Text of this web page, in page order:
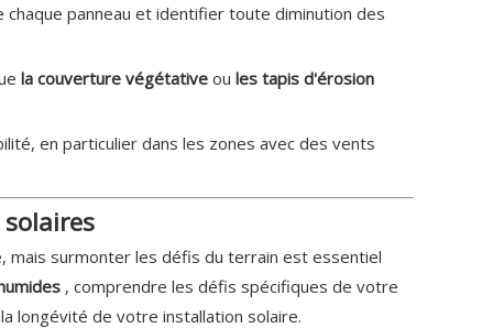
panneau et identifier toute diminution des
la couverture végétative ou les tapis d'érosion
en particulier dans les zones avec des vents
mais surmonter les défis du terrain est essentiel
, comprendre les défis spécifiques de votre
longévité de votre installation solaire.